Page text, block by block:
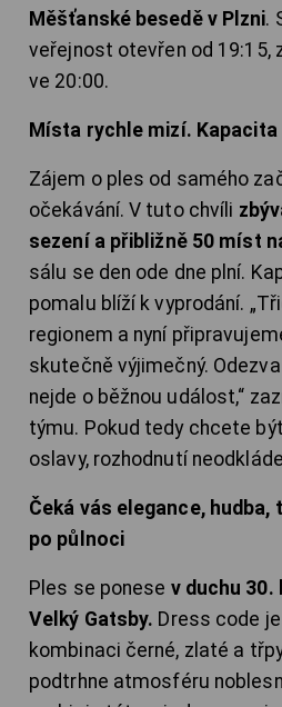
Měšťanské besedě v Plzni.
veřejnost otevřen od 19:15,
ve 20:00.
Místa rychle mizí.
Zájem o ples od samého
očekávání. V tuto chvíli
sezení a přibližně 50 míst
sálu se den ode dne plní.
pomalu blíží k vyprodání.
regionem a nyní
skutečně výjimečný.
nejde o běžnou událost,“
týmu. Pokud tedy chcete
oslavy, rozhodnutí
Čeká vás elegance, hudba,
po půlnoci
Ples se ponese v duchu 30.
Velký Gatsby. Dress code
kombinaci černé, zlaté a
podtrhne atmosféru